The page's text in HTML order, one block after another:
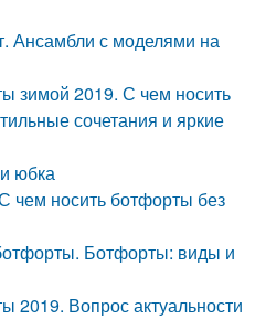
Ансамбли с моделями на
зимой 2019. С чем носить
сочетания и яркие
юбка
чем носить ботфорты без
Ботфорты: виды и
2019. Вопрос актуальности